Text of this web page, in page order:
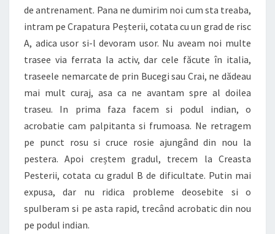
de antrenament. Pana ne dumirim noi cum sta treaba,
intram pe Crapatura Peșterii, cotata cu un grad de risc
A, adica usor si-l devoram usor. Nu aveam noi multe
trasee via ferrata la activ, dar cele făcute în italia,
traseele nemarcate de prin Bucegi sau Crai, ne dădeau
mai mult curaj, asa ca ne avantam spre al doilea
traseu. In prima faza facem si podul indian, o
acrobatie cam palpitanta si frumoasa. Ne retragem
pe punct rosu si cruce rosie ajungând din nou la
pestera. Apoi creștem gradul, trecem la Creasta
Pesterii, cotata cu gradul B de dificultate. Putin mai
expusa, dar nu ridica probleme deosebite si o
spulberam si pe asta rapid, trecând acrobatic din nou
pe podul indian.